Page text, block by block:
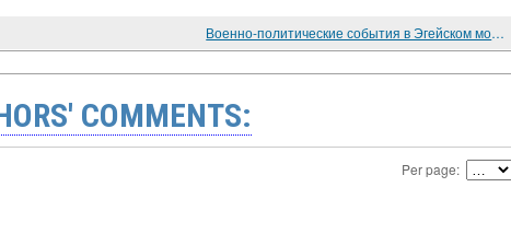
Военно-политические события в Эгейском море и в Адриатике в 1788-1792 гг.
COMMENTS:
Per page: